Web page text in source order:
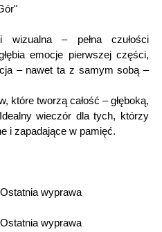
wizualna – pełna czułości
emocje pierwszej części,
– nawet ta z samym sobą –
które tworzą całość – głęboką,
wieczór dla tych, którzy
i zapadające w pamięć.
wyprawa
wyprawa